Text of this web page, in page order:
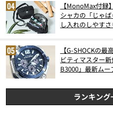
【MonoMax付録
シャカの「じゃ
し入れのしやす
【G-SHOCKの
ビティマスター
B3000」最新ム
ランキン